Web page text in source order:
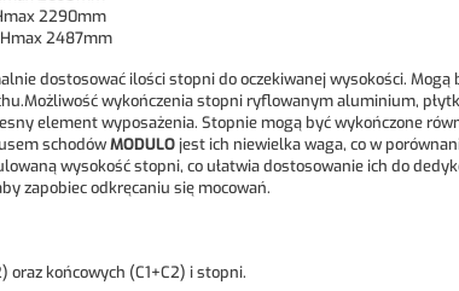
2290mm
2487mm
dostosować ilości stopni do oczekiwanej wysokości.
wykończenia stopni ryflowanym aluminium,
element wyposażenia. Stopnie mogą być wykończone
schodówMODULO jest ich niewielka waga, co w
wysokość stopni, co ułatwia dostosowanie ich do
zapobiec odkręcaniu się mocowań.
oraz końcowych (C1+C2) i stopni.